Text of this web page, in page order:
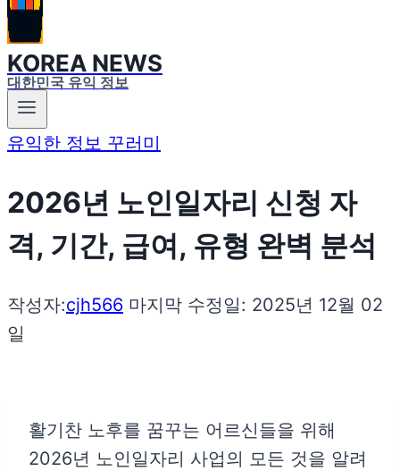
KOREA NEWS
대한민국 유익 정보
유익한 정보 꾸러미
2026년 노인일자리 신청 자
격, 기간, 급여, 유형 완벽 분석
작성자:cjh566 마지막 수정일: 2025년 12월 02
일
활기찬 노후를 꿈꾸는 어르신들을 위해
2026년 노인일자리 사업의 모든 것을 알려